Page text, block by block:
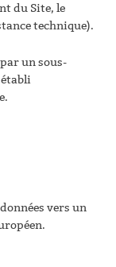
du Site, le
technique).
un sous-
vers un